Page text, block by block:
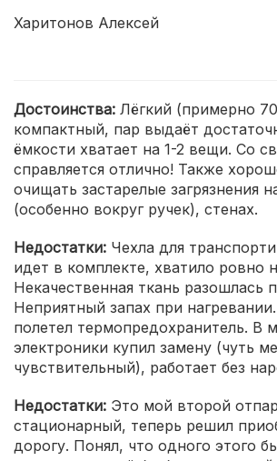
Харитонов Алексей
Достоинства: Лёгкий (примерно
компактный, пар выдаёт
ёмкости хватает на 1-2 вещи. Со
справляется отлично! Также
очищать застарелые загрязнения
(особенно вокруг ручек), стенах.
Недостатки: Чехла для
идет в комплекте, хватило ровно
Некачественная ткань разошлась
Неприятный запах при
полетел термопредохранитель. В
электроники купил замену (чуть
чувствительный), работает без
Недостатки: Это мой второй
стационарный, теперь решил
дорогу. Понял, что одного этого